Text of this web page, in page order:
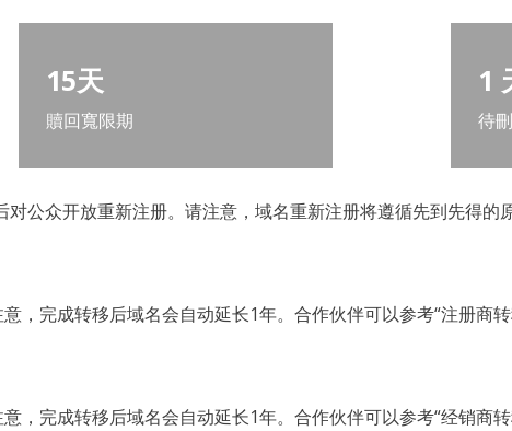
15天
贖回寬限期
1
待
公众开放重新注册。请注意，域名重新注册将遵循先到先得的原
，完成转移后域名会自动延长1年。合作伙伴可以参考“注册商转
，完成转移后域名会自动延长1年。合作伙伴可以参考“经销商转